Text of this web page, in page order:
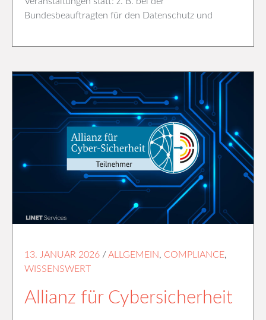
Bundesbeauftragten für den Datenschutz und
13. JANUAR 2026 /ALLGEMEIN, COMPLIANCE,
WISSENSWERT
Allianz für Cybersicherheit